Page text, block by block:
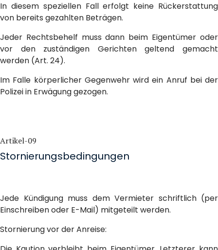
In diesem speziellen Fall erfolgt keine Rückerstattung
von bereits gezahlten Beträgen.
Jeder Rechtsbehelf muss dann beim Eigentümer oder
vor den zuständigen Gerichten geltend gemacht
werden (Art. 24).
Im Falle körperlicher Gegenwehr wird ein Anruf bei der
Polizei in Erwägung gezogen.
Artikel-09
Stornierungsbedingungen
Jede Kündigung muss dem Vermieter schriftlich (per
Einschreiben oder E-Mail) mitgeteilt werden.
Stornierung vor der Anreise: